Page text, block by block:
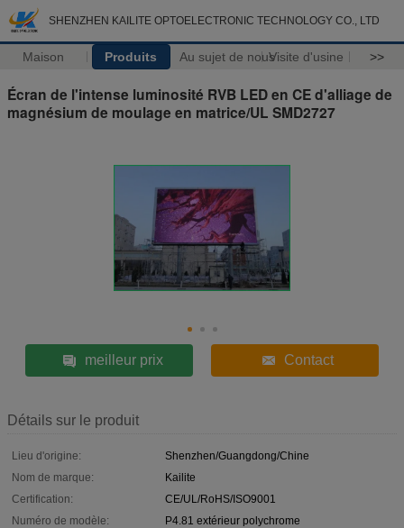
SHENZHEN KAILITE OPTOELECTRONIC TECHNOLOGY CO., LTD
Maison Produits Au sujet de nousVisite d'usine >>
Écran de l'intense luminosité RVB LED en CE d'alliage de
magnésium de moulage en matrice/UL SMD2727
meilleur prix Contact
Détails sur le produit
Lieu d'origine:
Shenzhen/Guangdong/Chine
Nom de marque:
Kailite
Certification:
CE/UL/RoHS/ISO9001
Numéro de modèle:
P4.81 extérieur polychrome